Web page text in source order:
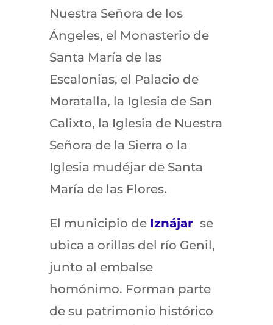
Nuestra Señora de los
Ángeles, el Monasterio de
Santa María de las
Escalonias, el Palacio de
Moratalla, la Iglesia de San
Calixto, la Iglesia de Nuestra
Señora de la Sierra o la
Iglesia mudéjar de Santa
María de las Flores.
El municipio de Iznájar se
ubica a orillas del río Genil,
junto al embalse
homónimo. Forman parte
de su patrimonio histórico